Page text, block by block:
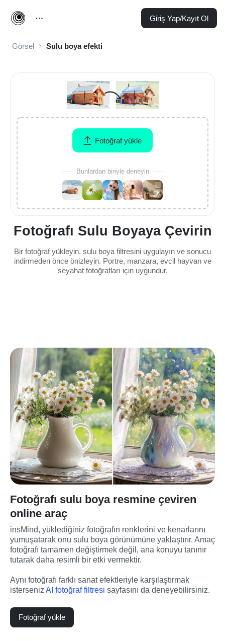
Giriş Yap/Kayıt Ol
Görsel Sulu boya efekti
Fotoğrafı Sulu Boyaya Çevirin
Bir fotoğraf yükleyin, sulu boya filtresini uygulayın ve sonucu
indirmeden önce önizleyin. Portre, manzara, evcil hayvan ve
seyahat fotoğrafları için uygundur.
Fotoğraf yükle
Bunlardan biriyle deneyin
Fotoğrafı sulu boya resmine çeviren
online araç
insMind, yüklediğiniz fotoğrafın renklerini ve kenarlarını
yumuşatarak onu sulu boya görünümüne yaklaştırır. Amaç
fotoğrafı tamamen değiştirmek değil, ana konuyu tanınır
tutarak daha resimli bir etki vermektir.
Aynı fotoğrafı farklı sanat efektleriyle karşılaştırmak
isterseniz AI fotoğraf filtresi sayfasını da deneyebilirsiniz.
Fotoğraf yükle